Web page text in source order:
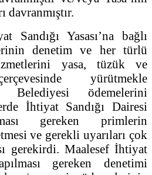
davranmıştır.
Sandığı Yasası’na bağlı
denetim ve her türlü
yasa, tüzük ve
yürütmekle
ödemelerini
İhtiyat Sandığı Dairesi
gereken primlerin
ve gerekli uyarıları çok
gerekirdi. Maalesef İhtiyat
gereken denetimi